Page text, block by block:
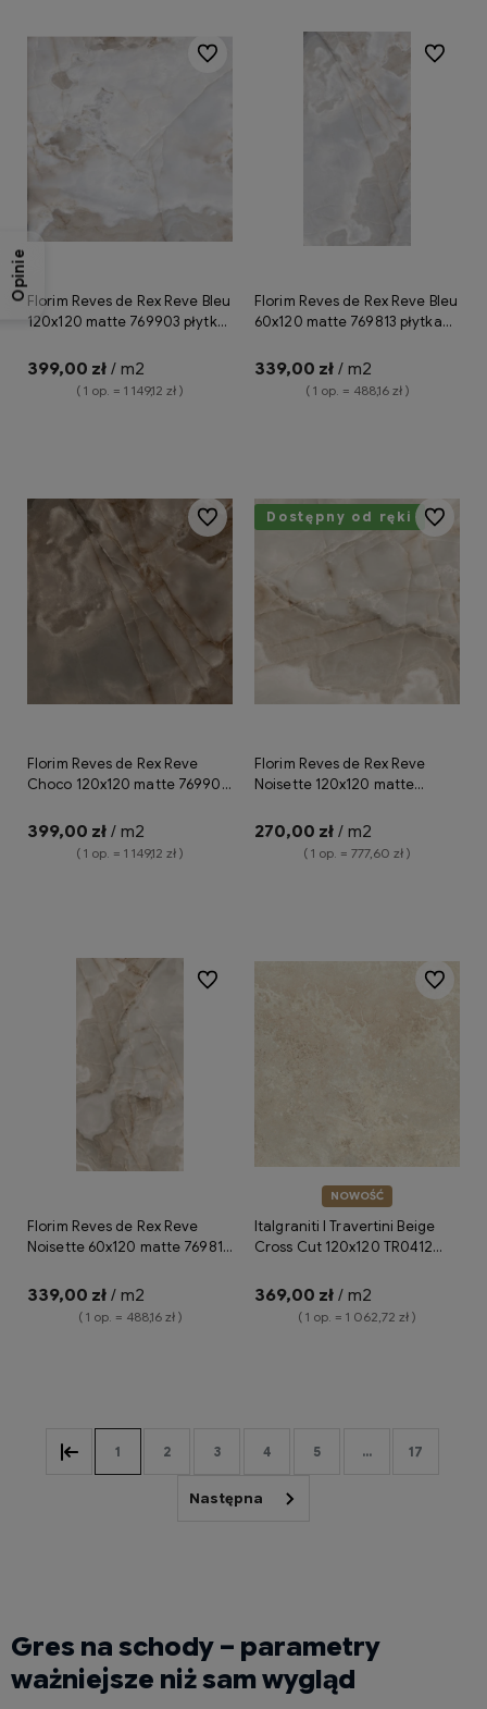
Florim Reves de Rex Reve Bleu
120x120 matte 769903 płytka
399,00 zł / m2
( 1 op. = 1 149,12 zł )
Do ulubionych
Florim Reves de Rex Reve Bleu
60x120 matte 769813 płytka
339,00 zł / m2
( 1 op. = 488,16 zł )
Do
Florim Reves de Rex Reve
Choco 120x120 matte 769904
399,00 zł / m2
( 1 op. = 1 149,12 zł )
Do ulubionych
Florim Reves de Rex Reve
Noisette 120x120 matte
imitująca onyks
270,00 zł / m2
( 1 op. = 777,60 zł )
Dostępny od ręki Do
Florim Reves de Rex Reve
Noisette 60x120 matte 769814
onyks
339,00 zł / m2
( 1 op. = 488,16 zł )
Do ulubionych
NOWOŚĆ
Italgraniti I Travertini Beige
Cross Cut 120x120 TR0412
trawertyn
369,00 zł / m2
( 1 op. = 1 062,72 zł )
Do
1 2 3 4 5 ... 17
Gres na schody – parametry
ważniejsze niż sam wygląd
Opinie